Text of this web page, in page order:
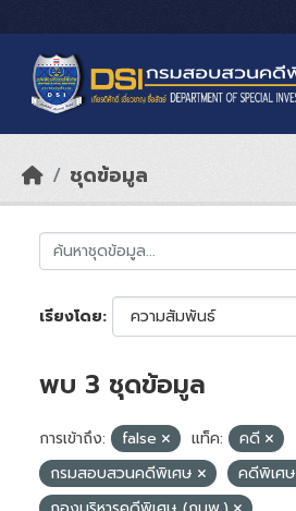
ชุดข้อมูล
เรียงโดย
พบ 3 ชุดข้อมูล
การเข้าถึง: false แท็ค:
คดี
กรมสอบสวนคดีพิเศษ
คดีพิเศษ